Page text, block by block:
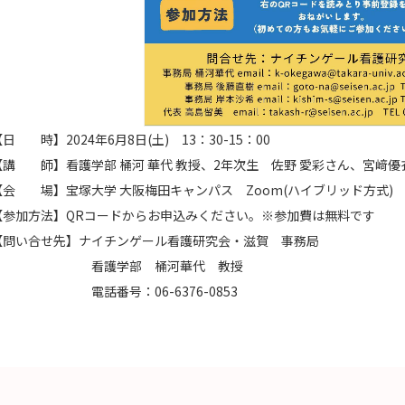
日 時】2024年6月8日(土) 13：30-15：00
講 師】看護学部 桶河 華代 教授、2年次生 佐野 愛彩さん、宮﨑優
会 場】宝塚大学 大阪梅田キャンパス Zoom(ハイブリッド方式)
加方法】QRコードからお申込みください。※参加費は無料です
問い合せ先】ナイチンゲール看護研究会・滋賀 事務局
護学部 桶河華代 教授
話番号：06-6376-0853